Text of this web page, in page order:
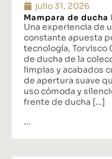
julio 31, 2026
Mampara de ducha
Una experiencia de
constante apuesta
tecnología, Torvisco
de ducha de la
limpias y acabados
de apertura suave
uso cómoda y
frente de ducha […]
...